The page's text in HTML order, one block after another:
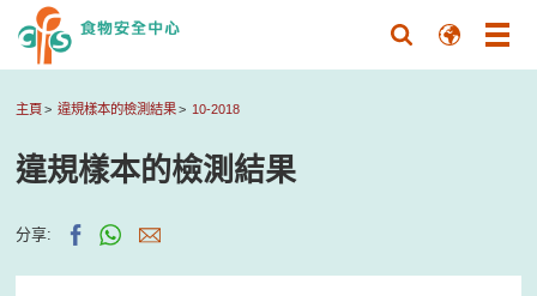
主頁 違規樣本的檢測結果 10-2018
違規樣本的檢測結果
分享: